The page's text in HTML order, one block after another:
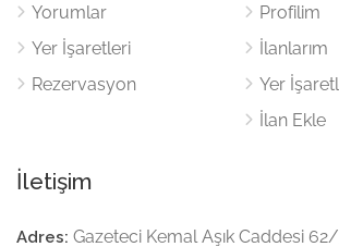
Yorumlar
Yer İşaretleri
Rezervasyon
Profilim
İlanlarım
Yer
İlan Ekle
İletişim
Adres: Gazeteci Kemal Aşık Caddesi